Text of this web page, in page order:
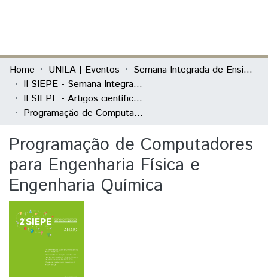
Communities & Collections
All of DSpace
Statistics
Home UNILA | Eventos
Semana Integrada de Ensino, Pesquisa e Extensão (SIEPE)
II SIEPE - Semana Integrada de Ensino, Pesquisa e Extensão
II SIEPE - Artigos científicos
Programação de Computadores para Engenharia Física e Engenharia Química
Programação de Computadores
para Engenharia Física e
Engenharia Química